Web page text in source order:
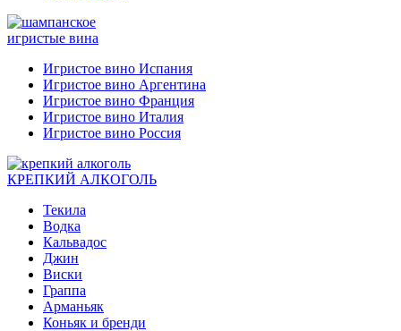
игристые вина
Игристое вино Испания
Игристое вино Аргентина
Игристое вино Франция
Игристое вино Италия
Игристое вино Россия
КРЕПКИЙ АЛКОГОЛЬ
Текила
Водка
Кальвадос
Джин
Виски
Граппа
Арманьяк
Коньяк и бренди